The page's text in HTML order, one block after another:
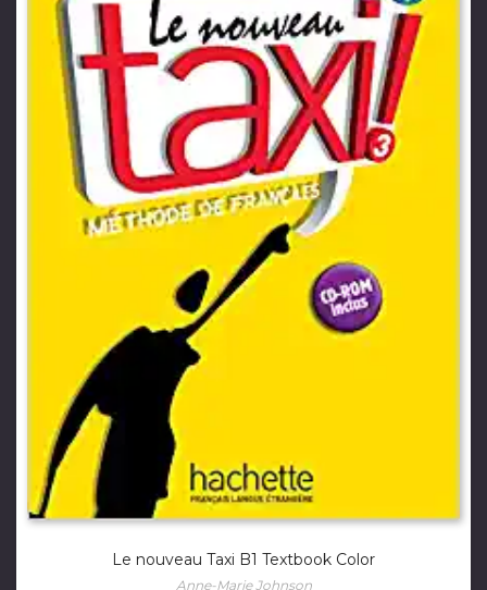
Le nouveau Taxi B1 Textbook Color
Anne-Marie Johnson